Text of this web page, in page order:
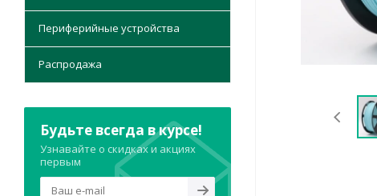
Периферийные устройства
Распродажа
Будьте всегда в курсе!
Узнавайте о скидках и акциях
первым